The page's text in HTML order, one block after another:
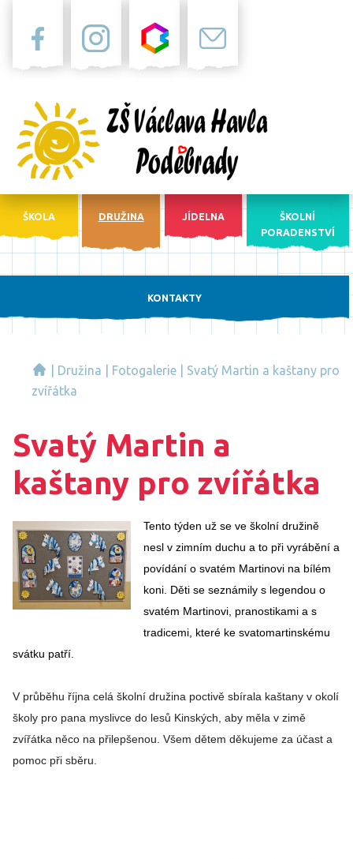
ŠKOLA DRUŽINA JÍDELNA
ŠKOLNÍ
PORADENSTVÍ
KONTAKTY
Družina Fotogalerie
Svatý Martin a kaštany pro
zvířátka
Svatý Martin a
kaštany pro zvířátka
Tento týden už se ve školní družině
nesl v zimním duchu a to při vyrábění a
povídání o svatém Martinovi na bílém
koni. Děti se seznámily s legendou o
svatém Martinovi, pranostikami a s
tradicemi, které ke svatomartinskému
svátku patří.
V průběhu října celá školní družina poctivě sbírala kaštany v okolí
školy pro pana myslivce do lesů Kinských, aby měla v zimě
zvířátka něco na přilepšenou. Všem dětem děkujeme za účast a
pomoc při sběru.